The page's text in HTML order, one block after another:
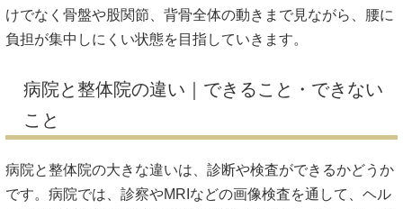
けでなく骨盤や股関節、背骨全体の動きまで見ながら、腰に
負担が集中しにくい状態を目指していきます。
病院と整体院の違い｜できること・できない
こと
病院と整体院の大きな違いは、診断や検査ができるかどうか
です。病院では、診察やMRIなどの画像検査を通して、ヘル